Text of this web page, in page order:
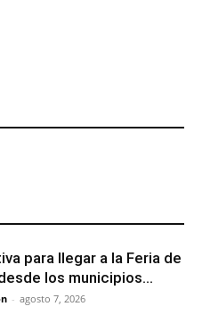
para llegar a la Feria de
los municipios...
- agosto 7, 2026